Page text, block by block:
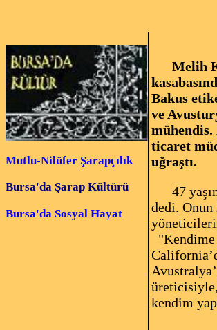
Mutlu-Nilüfer Şarapçılık
Bursa'da Şarap Kültürü
Bursa'da Sosyal Hayat
Melih
Bakus
ve
mühendis.
ticaret
uğraştı.
47
dedi. Onun
"Kendime
üreticisiyle,
kendim